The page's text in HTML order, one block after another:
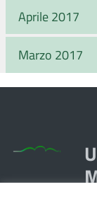
Aprile 2017
Marzo 2017